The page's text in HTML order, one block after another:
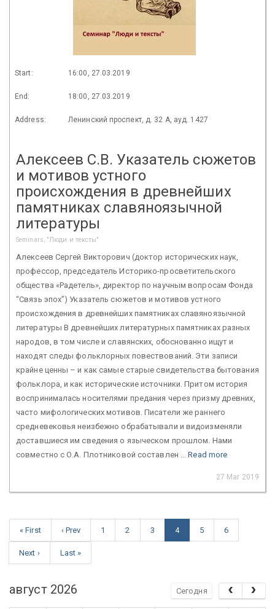
Start: 16:00, 27.03.2019
End: 18:00, 27.03.2019
Address: Ленинский проспект, д. 32 А, ауд. 1427
Алексеев С.В. Указатель сюжетов
и мотивов устного
происхождения в древнейших
памятниках славяноязычной
литературы
Seminars, "Люди и тексты"
Алексеев Сергей Викторович (доктор исторических наук,
профессор, председатель Историко-просветительского
общества «Радетель», директор по научным вопросам Фонда
“Связь эпох”) Указатель сюжетов и мотивов устного
происхождения в древнейших памятниках славяноязычной
литературы В древнейших литературных памятниках разных
народов, в том числе и славянских, обоснованно ищут и
находят следы фольклорных повествований. Эти записи
крайне ценны – и как самые старые свидетельства бытования
фольклора, и как исторические источники. Притом история
воспринималась носителями предания через призму древних,
часто мифологических мотивов. Писатели же раннего
средневековья неизбежно обрабатывали и видоизменяли
доставшиеся им сведения о языческом прошлом. Нами
совместно с О.А. Плотниковой составлен ...Read more
27 Mar 2019
« First ‹ Prev 1 2 3 4 5 6
Next › Last »
август 2026 Сегодня